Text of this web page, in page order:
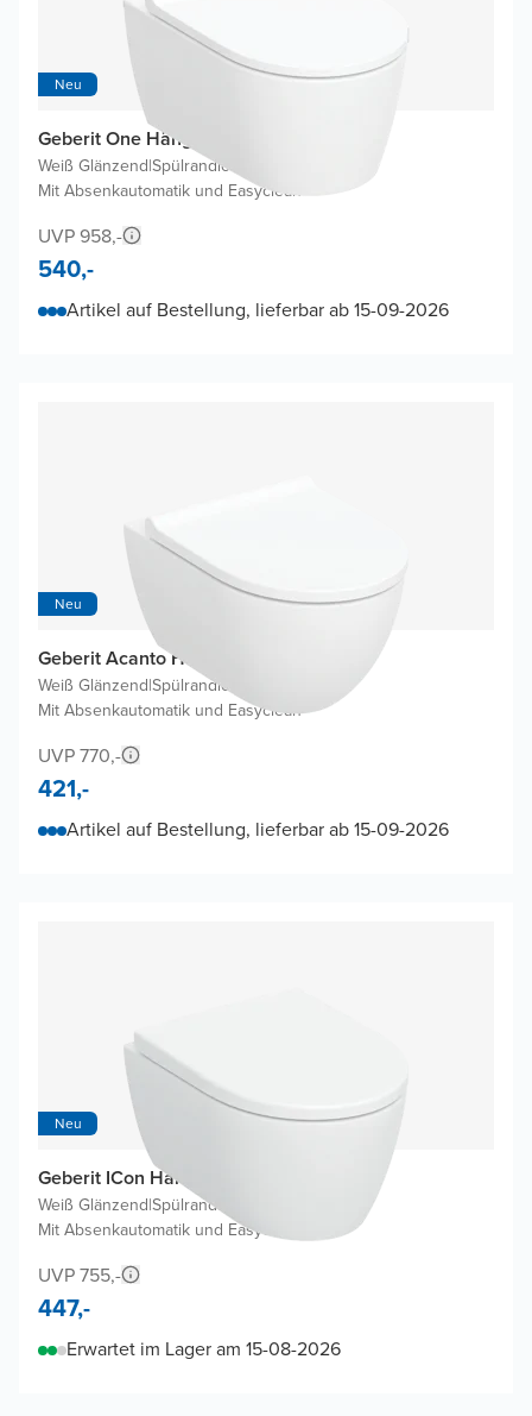
Neu
Geberit One Hänge WC
Weiß Glänzend|Spülrandlos
Mit Absenkautomatik und Easyclean
UVP 958,-
540,-
Artikel auf Bestellung, lieferbar ab 15-09-2026
Neu
Geberit Acanto Hänge WC
Weiß Glänzend|Spülrandlos
Mit Absenkautomatik und Easyclean
UVP 770,-
421,-
Artikel auf Bestellung, lieferbar ab 15-09-2026
Neu
Geberit ICon Hänge WC Kompakt
Weiß Glänzend|Spülrandlos
Mit Absenkautomatik und Easyclean
UVP 755,-
447,-
Erwartet im Lager am 15-08-2026